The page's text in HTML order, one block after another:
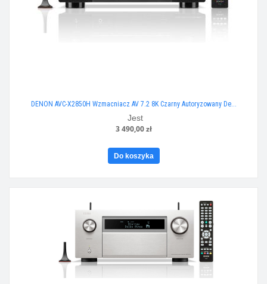
DENON AVC-X2850H Wzmacniacz AV 7.2 8K Czarny Autoryzowany De...
Jest
3 490,00 zł
Do koszyka